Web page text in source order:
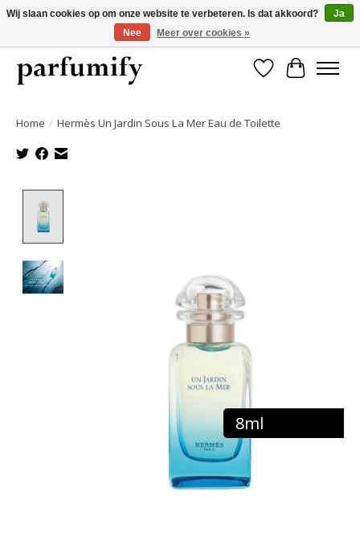
750+ Geuren | Gratis verzending | Maandelijks opzegbaar
Verlanglijst
Home / Hermès Un Jardin Sous La Mer Eau de Toilette
8ml
Wij slaan cookies op om onze website te verbeteren. Is dat akkoord?
Ja
Nee
Meer over cookies »